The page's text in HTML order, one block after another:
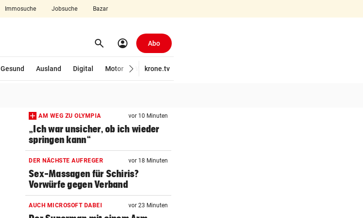
Immosuche Jobsuche Bazar
search Suchen
account_circle Abo
Gesund Ausland Digital Motor Wirtschaft
krone.tv
AM WEG ZU OLYMPIA vor 10 Minuten
„Ich war unsicher, ob ich wieder
springen kann“
DER NÄCHSTE AUFREGER vor 18 Minuten
Sex-Massagen für Schiris?
Vorwürfe gegen Verband
AUCH MICROSOFT DABEI vor 23 Minuten